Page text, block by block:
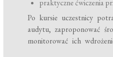
praktyczne ćwiczenia
Po kursie uczestnicy
audytu, zaproponować
monitorować ich